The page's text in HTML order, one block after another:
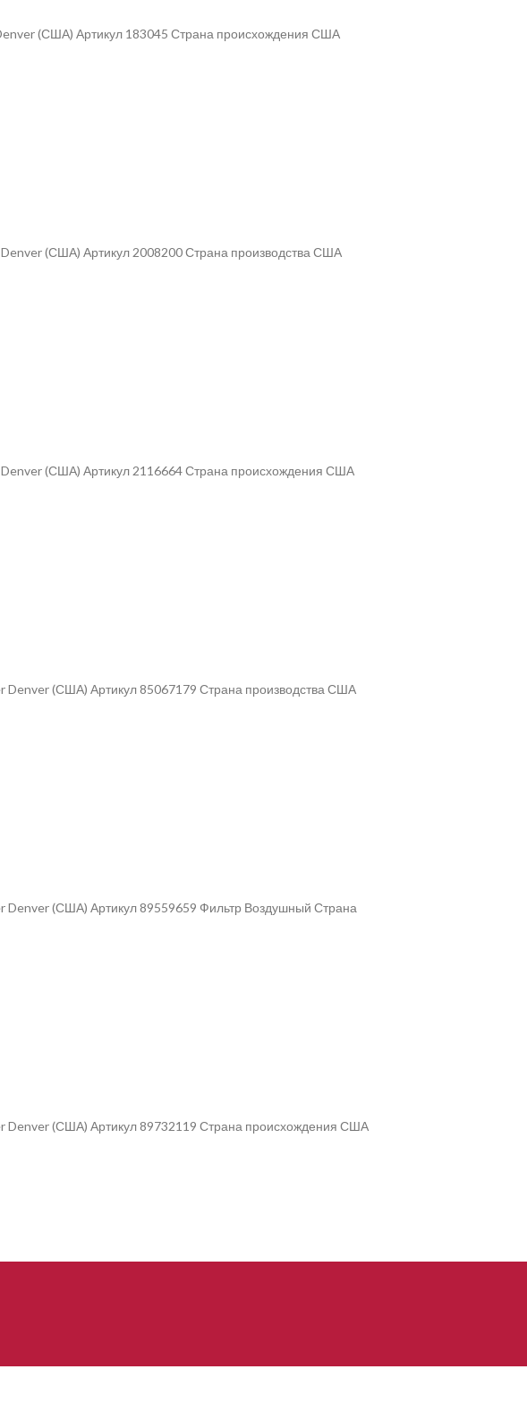
(США) Артикул 183045 Страна происхождения США
(США) Артикул 2008200 Страна производства США
(США) Артикул 2116664 Страна происхождения США
Denver (США) Артикул 85067179 Страна производства США
Denver (США) Артикул 89559659 Фильтр Воздушный Страна
Denver (США) Артикул 89732119 Страна происхождения США